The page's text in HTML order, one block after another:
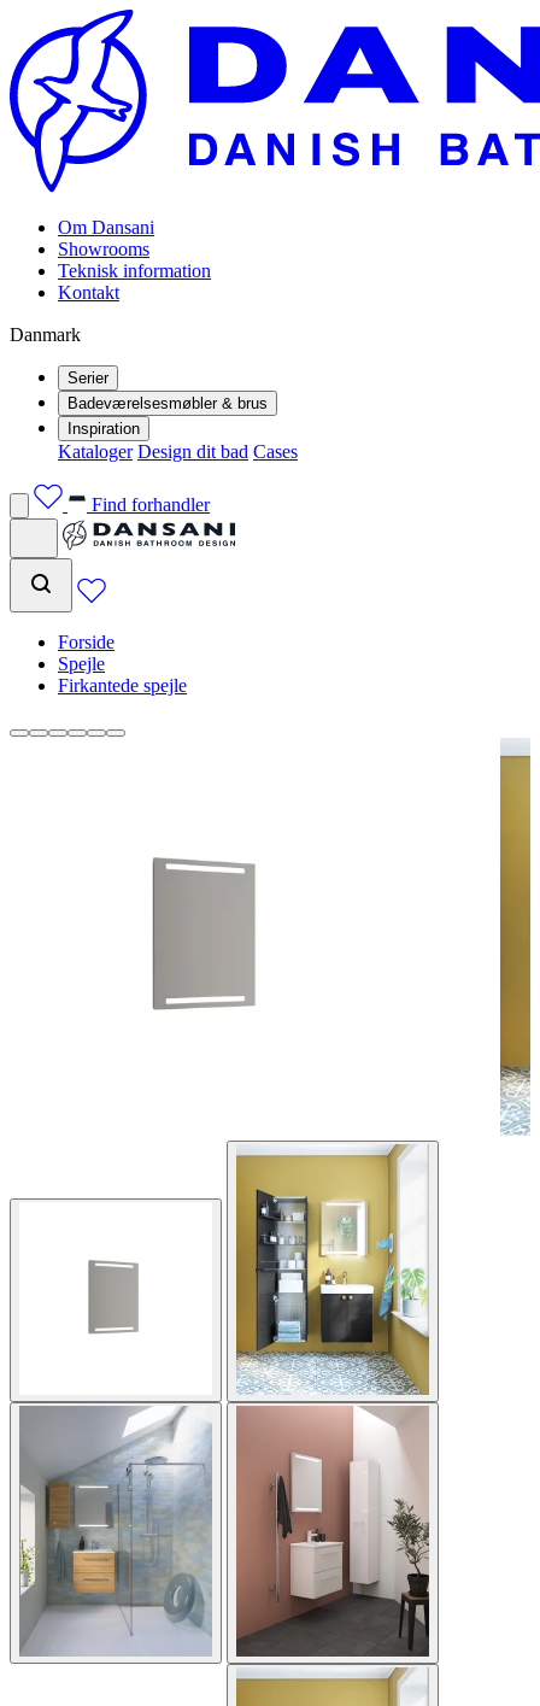
Om Dansani
Showrooms
Teknisk information
Kontakt
Danmark
Serier
Badeværelsesmøbler & brus
Inspiration
Kataloger Design dit bad Cases
Find forhandler
Forside
Spejle
Firkantede spejle